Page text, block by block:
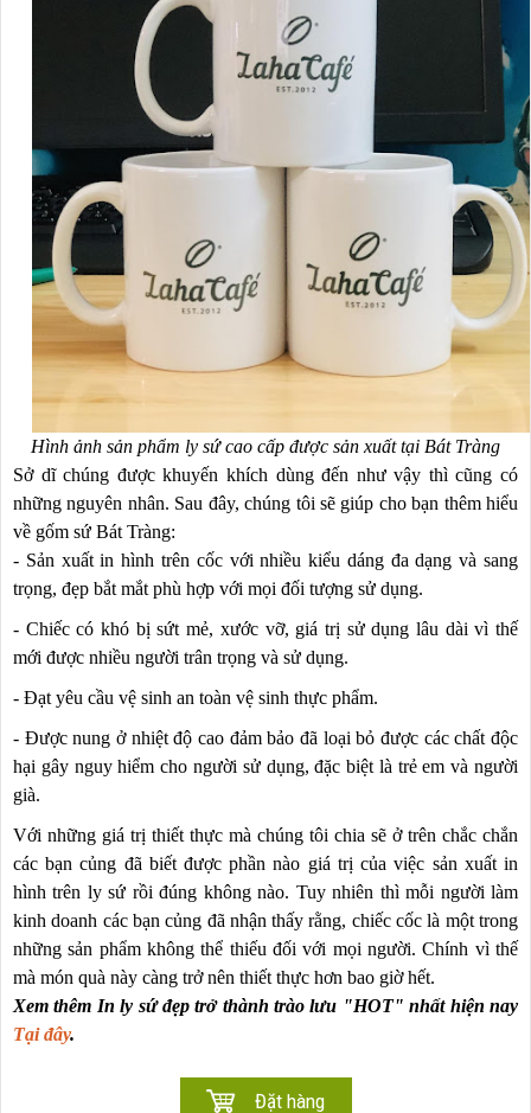
Hình ảnh sản phẩm ly sứ cao cấp được sản xuất tại Bát Tràng
Sở dĩ chúng được khuyến khích dùng đến như vậy thì cũng có
những nguyên nhân. Sau đây, chúng tôi sẽ giúp cho bạn thêm hiểu
về gốm sứ Bát Tràng:
- Sản xuất in hình trên cốc với nhiều kiểu dáng đa dạng và sang
trọng, đẹp bắt mắt phù hợp với mọi đối tượng sử dụng.
- Chiếc có khó bị sứt mẻ, xước vỡ, giá trị sử dụng lâu dài vì thế
mới được nhiều người trân trọng và sử dụng.
- Đạt yêu cầu vệ sinh an toàn vệ sinh thực phẩm.
- Được nung ở nhiệt độ cao đảm bảo đã loại bỏ được các chất độc
hại gây nguy hiểm cho người sử dụng, đặc biệt là trẻ em và người
già.
Với những giá trị thiết thực mà chúng tôi chia sẽ ở trên chắc chắn
các bạn củng đã biết được phần nào giá trị của việc sản xuất in
hình trên ly sứ rồi đúng không nào. Tuy nhiên thì mỗi người làm
kinh doanh các bạn củng đã nhận thấy rằng, chiếc cốc là một trong
những sản phẩm không thể thiếu đối với mọi người. Chính vì thế
mà món quà này càng trở nên thiết thực hơn bao giờ hết.
Xem thêm In ly sứ đẹp trở thành trào lưu "HOT" nhất hiện nay
Tại đây.